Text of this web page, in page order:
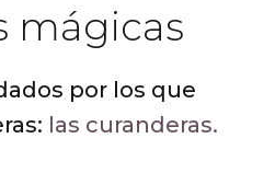
mágicas
por los que
las curanderas.